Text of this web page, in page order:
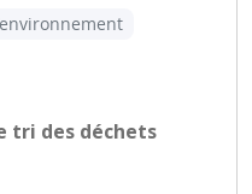
tri des déchets